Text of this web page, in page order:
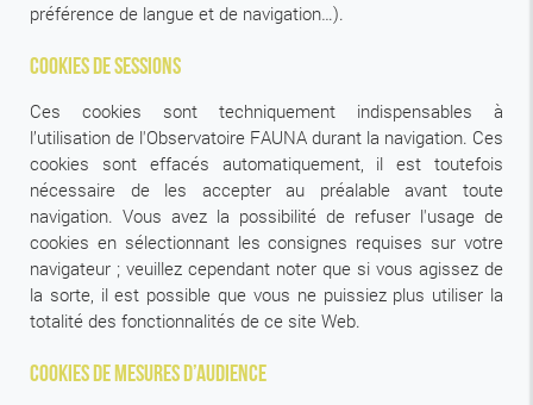
préférence de langue et de navigation…).
Cookies de sessions
Ces cookies sont techniquement indispensables à
l’utilisation de l'Observatoire FAUNA durant la navigation. Ces
cookies sont effacés automatiquement, il est toutefois
nécessaire de les accepter au préalable avant toute
navigation. Vous avez la possibilité de refuser l'usage de
cookies en sélectionnant les consignes requises sur votre
navigateur ; veuillez cependant noter que si vous agissez de
la sorte, il est possible que vous ne puissiez plus utiliser la
totalité des fonctionnalités de ce site Web.
Cookies de mesures d’audience